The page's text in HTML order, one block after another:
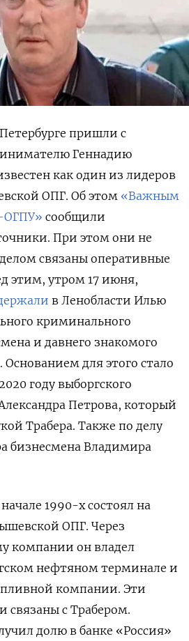
пришли с
Геннадию
как один из лидеров
ОПГ. Об этом «Важным
сообщили
При этом они не
связаны оперативные
этим, утром 17 июня,
в Ленобласти Илью
криминального
и давнего знакомого
для этого стало
году выборгского
Петрова, который
Трабера. Также по делу
бизнесмена Владимира
1990-х состоял на
ОПГ. Через
компании он владел
нефтяном терминале и
компании. Эти
связаны с Трабером.
долю в банке «Россия»